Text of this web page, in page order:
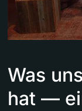
Was
hat —